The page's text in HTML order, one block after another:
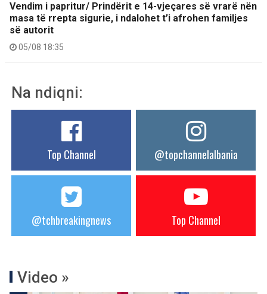
Vendim i papritur/ Prindërit e 14-vjeçares së vrarë nën
masa të rrepta sigurie, i ndalohet t’i afrohen familjes
së autorit
05/08 18:35
Na ndiqni:
Top Channel @topchannelalbania
@tchbreakingnews Top Channel
Video »